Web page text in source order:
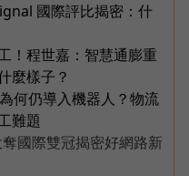
國際評比揭密：什
！程世嘉：智慧通膨重
麼樣子？
何仍導入機器人？物流
難題
國際雙冠揭密好網路新